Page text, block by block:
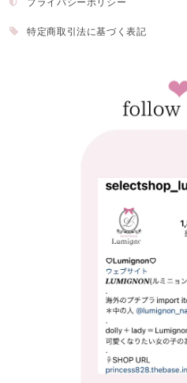
特定商取引法に基づく表記